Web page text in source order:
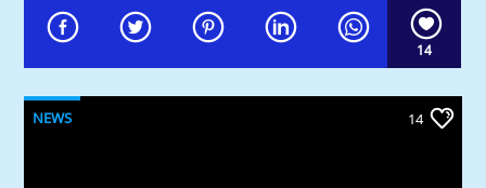
Titolo
Artista
14
NEWS 14